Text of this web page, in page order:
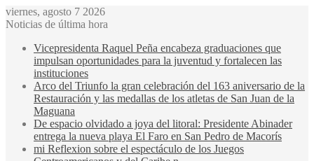
viernes, agosto 7 2026
Noticias de última hora
Vicepresidenta Raquel Peña encabeza graduaciones que
impulsan oportunidades para la juventud y fortalecen las
instituciones
Arco del Triunfo la gran celebración del 163 aniversario de la
Restauración y las medallas de los atletas de San Juan de la
Maguana
De espacio olvidado a joya del litoral: Presidente Abinader
entrega la nueva playa El Faro en San Pedro de Macorís
mi Reflexion sobre el espectáculo de los Juegos